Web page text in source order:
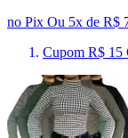
no Pix Ou 5x de R$
Cupom R$ 15